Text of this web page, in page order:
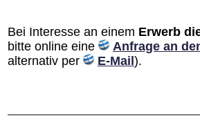
Bei Interesse an einem Erwerb
bitte online eine
Anfrage an
alternativ per
E-Mail ).